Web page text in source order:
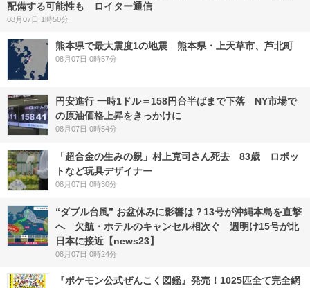
配備する可能性も ロイター通信
08月07日 1時50分
熊本県で最大震度1の地震 熊本県・上天草市、芦北町
08月07日 0時57分
円安進行 一時1ドル＝158円台半ばまで下落 NY市場で
の原油価格上昇をきっかけに
08月07日 0時54分
「超合金の生みの親」村上克司さん死去 83歳 ロボッ
トなど玩具デザイナー
08月07日 0時30分
“ダブル台風” お盆休みに影響は？13号が沖縄本島を直撃
へ 欠航・ホテルのキャンセル相次ぐ 週明け15号が北
日本に接近【news23】
08月07日 0時24分
『ポケモン公式ぜんこく図鑑』発売！1025匹全て完全網